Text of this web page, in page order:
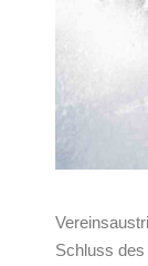
Schluss des